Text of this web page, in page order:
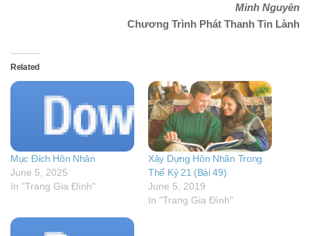
Minh Nguyên
Chương Trình Phát Thanh Tin Lành
Related
Mục Đích Hôn Nhân
June 5, 2025
In "Trang Gia Đình"
Xây Dựng Hôn Nhân Trong
Thế Kỷ 21 (Bài 49)
June 5, 2019
In "Trang Gia Đình"